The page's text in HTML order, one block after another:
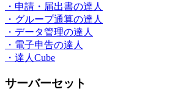
・申請・届出書の達人
・グループ通算の達人
・データ管理の達人
・電子申告の達人
・達人Cube
サーバーセット